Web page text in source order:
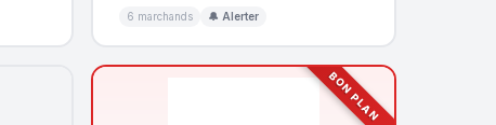
6 marchands 🔔 Alerter
BON PLAN